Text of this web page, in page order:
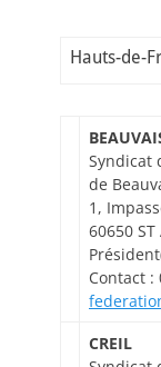
Hauts-de-
Syndicat
de
1,
60650 ST
Contact :
CREIL